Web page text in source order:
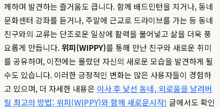
께하며 발견하는 즐거움도 큽니다. 함께 배드민턴을 치거나, 동네
문화센터 강좌를 듣거나, 주말에 근교로 드라이브를 가는 등 동네
친구와의 교류는 단조로운 일상에 활력을 불어넣고 삶을 더욱 풍
요롭게 만듭니다. 위피(WIPPY)를 통해 만난 친구와 새로운 취미
를 공유하며, 이전에는 몰랐던 자신의 새로운 모습을 발견하게 될
수도 있습니다. 이러한 긍정적인 변화는 많은 사용자들이 경험하
고 있으며, 더 자세한 내용은 이사 후 낯선 동네, 외로움을 날려버
릴 최고의 방법: 위피(WIPPY)와 함께 새로운시작! 글에서도 확인